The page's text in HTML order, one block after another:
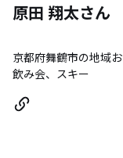
原田 翔太さん
京都府舞鶴市の地域
飲み会、スキー